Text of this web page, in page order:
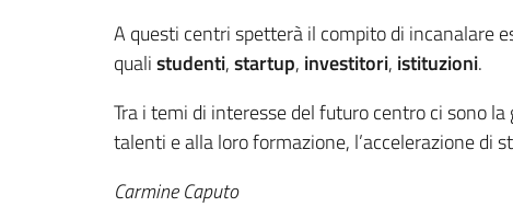
A questi centri spetterà il compito di incanalare
qualistudenti,startup, investitori, istituzioni.
Tra i temi di interesse del futuro centro ci sono
talenti e alla loro formazione, l’accelerazione di
Carmine Caputo